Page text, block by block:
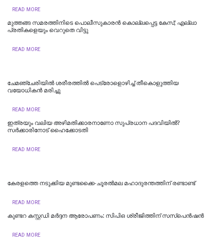
READ MORE
മുത്തങ്ങ സമരത്തിനിടെ പൊലീസുകാരൻ കൊല്ലപ്പെട്ട കേസ്; എല്ലാ
പ്രതികളെയും വെറുതെ വിട്ടു
READ MORE
ചേമഞ്ചേരിയില്‍ ശരീരത്തില്‍ പെട്രോളൊഴിച്ച് തീകൊളുത്തിയ
വയോധികന്‍ മരിച്ചു
READ MORE
ഇത്രയും വലിയ അഴിമതിക്കാരനാണോ സുപ്രധാന പദവിയിൽ?
സർക്കാരിനോട് ഹൈക്കോടതി
READ MORE
കേരളത്തെ നടുക്കിയ മുണ്ടക്കൈ-ചൂരല്‍മല മഹാദുരന്തത്തിന് രണ്ടാണ്ട്
READ MORE
കുണ്ടറ കസ്റ്റഡി മര്‍ദ്ദന ആരോപണം: സിപിഒ ശ്രീജിത്തിന് സസ്‌പെന്‍ഷന്‍
READ MORE